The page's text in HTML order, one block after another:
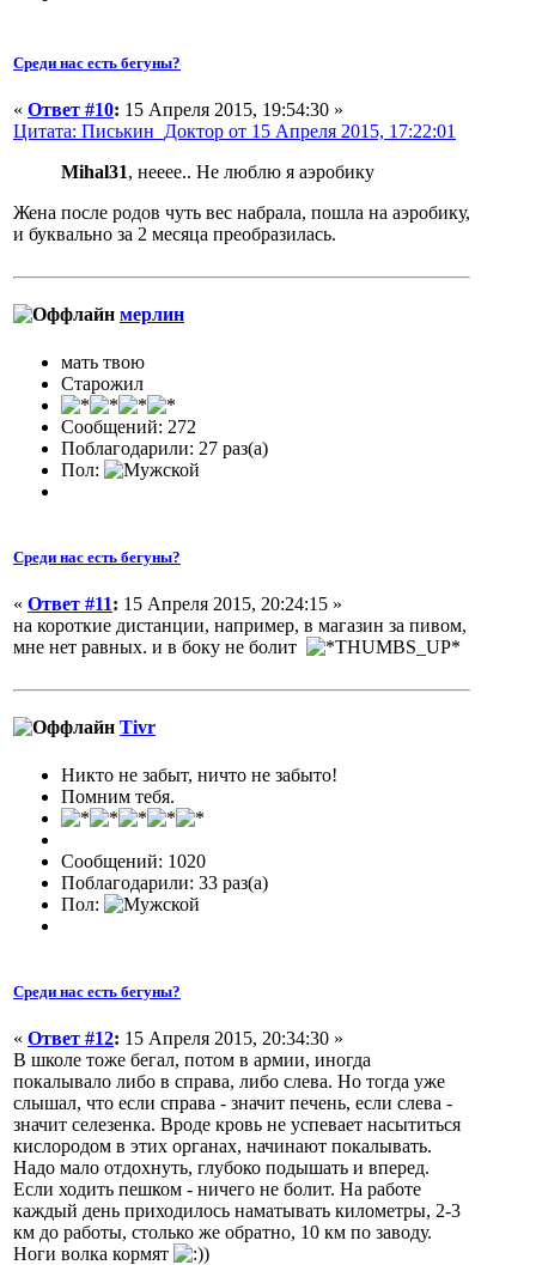
Среди нас есть бегуны?
« Ответ #10: 15 Апреля 2015, 19:54:30 »
Цитата: Писькин_Доктор от 15 Апреля 2015, 17:22:01
Mihal31, нееее.. Не люблю я аэробику
Жена после родов чуть вес набрала, пошла на аэробику,
и буквально за 2 месяца преобразилась.
мерлин
мать твою
Старожил
Сообщений: 272
Поблагодарили: 27 раз(а)
Пол:
Среди нас есть бегуны?
« Ответ #11: 15 Апреля 2015, 20:24:15 »
на короткие дистанции, например, в магазин за пивом,
мне нет равных. и в боку не болит
Tivr
Никто не забыт, ничто не забыто!
Помним тебя.
Сообщений: 1020
Поблагодарили: 33 раз(а)
Пол:
Среди нас есть бегуны?
« Ответ #12: 15 Апреля 2015, 20:34:30 »
В школе тоже бегал, потом в армии, иногда
покалывало либо в справа, либо слева. Но тогда уже
слышал, что если справа - значит печень, если слева -
значит селезенка. Вроде кровь не успевает насытиться
кислородом в этих органах, начинают покалывать.
Надо мало отдохнуть, глубоко подышать и вперед.
Если ходить пешком - ничего не болит. На работе
каждый день приходилось наматывать километры, 2-3
км до работы, столько же обратно, 10 км по заводу.
Ноги волка кормят
)